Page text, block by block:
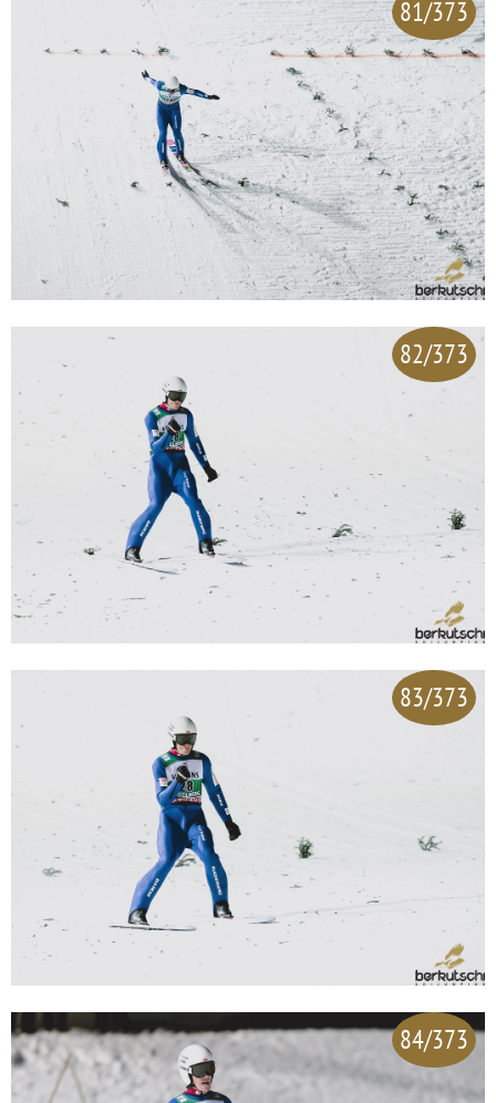
81/373
82/373
83/373
84/373